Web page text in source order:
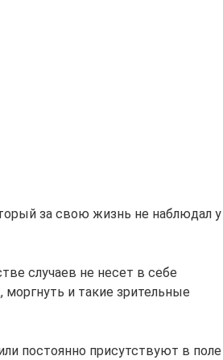
за свою жизнь не наблюдал у
случаев не несет в себе
моргнуть и такие зрительные
постоянно присутствуют в поле